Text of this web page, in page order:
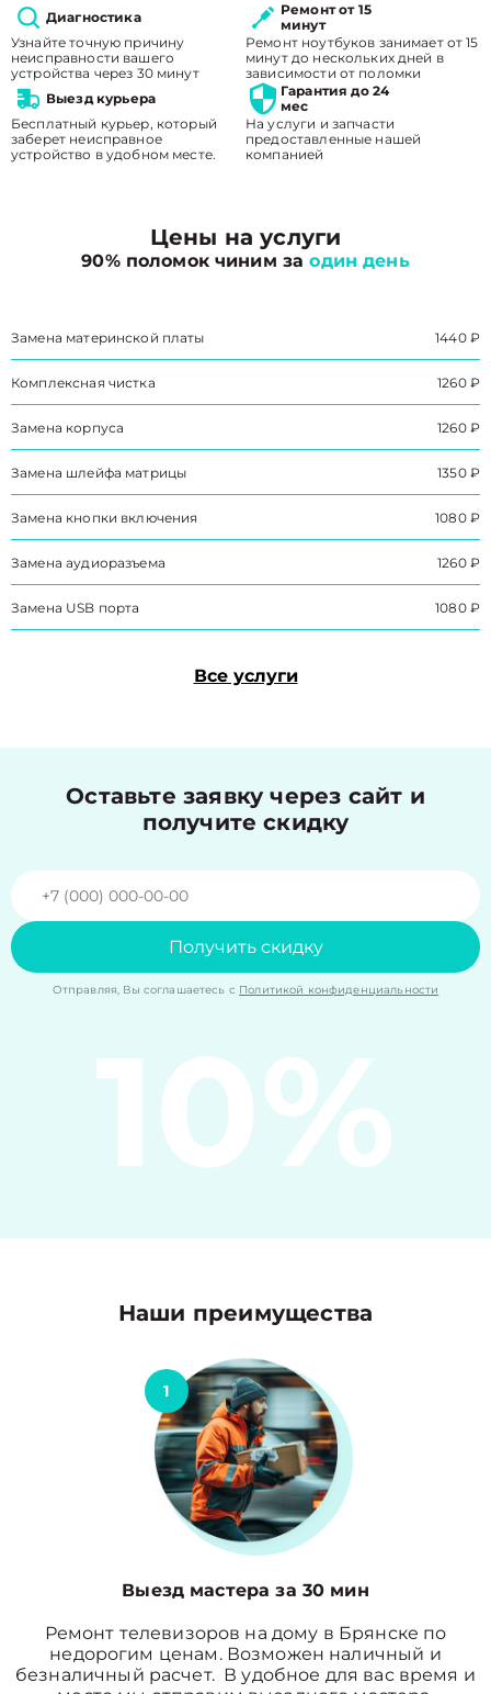
Диагностика
Узнайте точную причину
неисправности вашего
устройства через 30 минут
Ремонт от 15
минут
Ремонт ноутбуков занимает от 15
минут до нескольких дней в
зависимости от поломки
Выезд курьера
Бесплатный курьер, который
заберет неисправное
устройство в удобном месте.
Гарантия до 24
мес
На услуги и запчасти
предоставленные нашей
компанией
Цены на услуги
90% поломок чиним заодин день
Замена материнской платы 1440 ₽
Комплексная чистка 1260 ₽
Замена корпуса 1260 ₽
Замена шлейфа матрицы 1350 ₽
Замена кнопки включения 1080 ₽
Замена аудиоразъема 1260 ₽
Замена USB порта 1080 ₽
Все услуги
Оставьте заявку через сайт и
получите скидку
Получить скидку
Отправляя, Вы соглашаетесь с Политикой конфиденциальности
10%
Наши преимущества
1
Выезд мастера за 30 мин
Ремонт телевизоров на дому в Брянске по
недорогим ценам. Возможен наличный и
безналичный расчет. В удобное для вас время и